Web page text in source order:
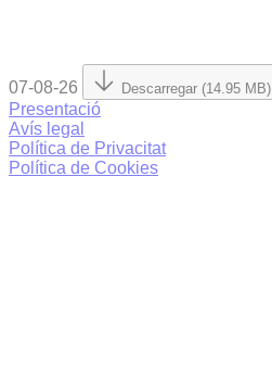
07-08-26 Descarregar (14.95 MB)
Presentació
Avís legal
Política de Privacitat
Política de Cookies